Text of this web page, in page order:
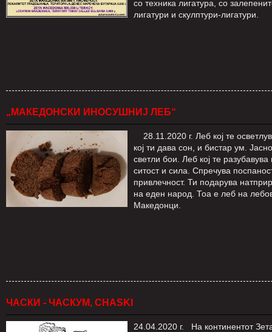
со техника лигатура, со
лигатури и скулптури-лигатури.
„МАКЕДОНСКИ ИНОСУШНИЈ ЛЕБ“
28.11.2020 г. Леб кој те
кој ти дава сон, и бистар ум.
светли бои. Леб кој те
ситост и сила. Спречува
привлечност. Ти подарува
на еден народ. Тоа е леб на
Македонци.
ЧАСКИ - ЧАСКУМ, CHASKI
24.04.2020 г. На континентот